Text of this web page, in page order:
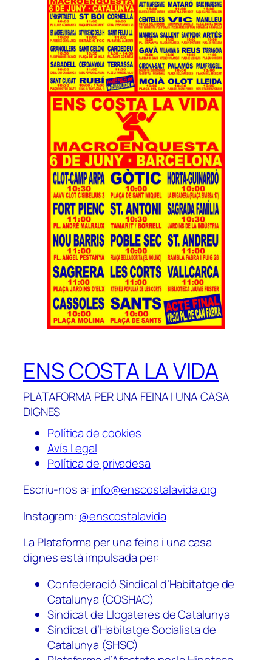
ENS COSTA LA VIDA
PLATAFORMA PER UNA FEINA I UNA CASA
DIGNES
Política de cookies
Avís Legal
Política de privadesa
Escriu-nos a: info@enscostalavida.org
Instagram: @enscostalavida
La Plataforma per una feina i una casa
dignes està impulsada per:
Confederació Sindical d’Habitatge de
Catalunya (COSHAC)
Sindicat de Llogateres de Catalunya
Sindicat d’Habitatge Socialista de
Catalunya (SHSC)